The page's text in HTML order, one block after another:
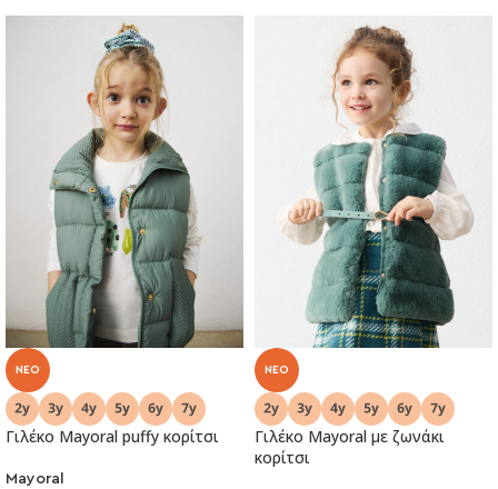
NEO
Γιλέκο Mayoral puffy κορίτσι
Mayoral
NEO
Γιλέκο Mayoral με ζωνάκι
κορίτσι